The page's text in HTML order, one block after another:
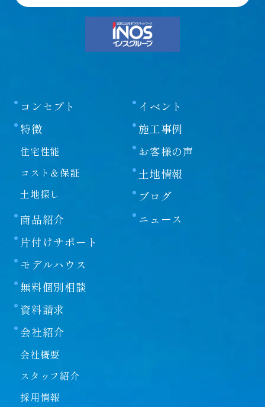
コンセプト
特徴
住宅性能
コスト＆保証
土地探し
商品紹介
片付けサポート
イベント
施工事例
お客様の声
土地情報
ブログ
ニュース
モデルハウス
無料個別相談
資料請求
会社紹介
会社概要
スタッフ紹介
採用情報